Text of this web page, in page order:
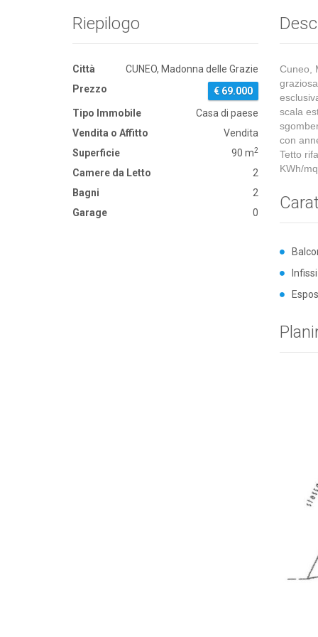
Riepilogo
Città
CUNEO, Madonna delle Grazie
Prezzo
€ 69.000
Tipo Immobile
Casa di paese
Vendita o Affitto
Vendita
Superficie
90 m2
Camere da Letto
2
Bagni
2
Garage
0
Cuneo,
scala
con
Tetto
KWh/